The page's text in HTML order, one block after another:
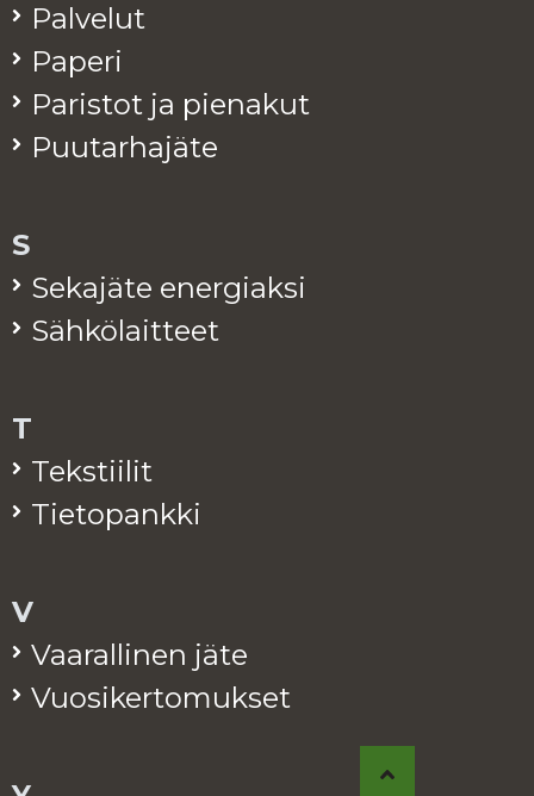
Pal­ve­lut
Pa­pe­ri
Pa­ris­tot ja pie­na­kut
Puu­tar­ha­jä­te
S
Se­ka­jä­te ener­giak­si
Säh­kö­lait­teet
T
Teks­tii­lit
Tie­to­pank­ki
V
Vaa­ral­li­nen jäte
Vuo­si­ker­to­muk­set